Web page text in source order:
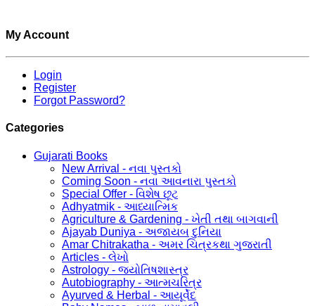
My Account
Login
Register
Forgot Password?
Categories
Gujarati Books
New Arrival - નવા પુસ્તકો
Coming Soon - નવા આવનારા પુસ્તકો
Special Offer - વિશેષ છૂટ
Adhyatmik - આધ્યાત્મિક
Agriculture & Gardening - ખેતી તથા બાગવાની
Ajayab Duniya - અજાયબ દુનિયા
Amar Chitrakatha - અમર ચિત્રકથા ગુજરાતી
Articles - લેખો
Astrology - જ્યોતિષશાસ્ત્ર
Autobiography - આત્મચરિત્ર
Ayurved & Herbal - આયૂર્વેદ